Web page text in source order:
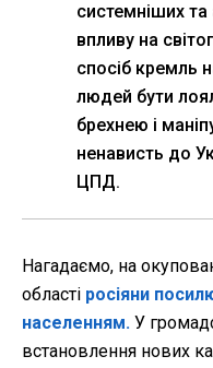
системніших та
впливу на
спосіб кремль
людей бути
брехнею і
ненависть до
ЦПД.
Нагадаємо, на
області росіяни
населенням. У
встановлення нових